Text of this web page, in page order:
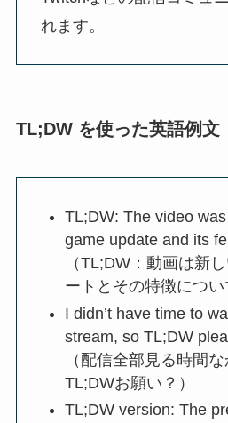
れます。
TL;DW を使った英語例文
TL;DW: The video
game update and its
（TL;DW：動画は新
ートとその特徴につい
I didn’t have time to
stream, so TL;DW
（配信全部見る時間な
TL;DWお願い？）
TL;DW version: The